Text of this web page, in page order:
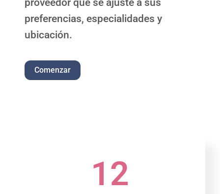
proveedor que se ajuste a sus
preferencias, especialidades y
ubicación.
Comenzar
12